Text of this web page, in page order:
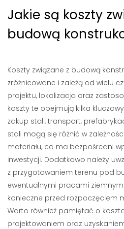
Jakie są koszty
budową
Koszty związane z budową
zróżnicowane i zależą od wielu
projektu, lokalizacja oraz
koszty te obejmują kilka
zakup stali, transport,
stali mogą się różnić w
materiału, co ma bezpośredni
inwestycji. Dodatkowo należy
z przygotowaniem terenu pod
ewentualnymi pracami
konieczne przed rozpoczęciem
Warto również pamiętać o
projektowaniem oraz